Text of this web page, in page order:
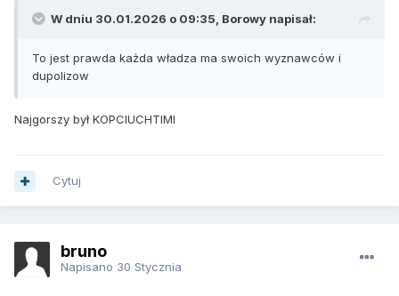
W dniu 30.01.2026 o 09:35, Borowy napisał:
To jest prawda każda władza ma swoich wyznawców i
dupolizow
Najgorszy był KOPCIUCHTIMI
Cytuj
bruno
Napisano 30 Stycznia